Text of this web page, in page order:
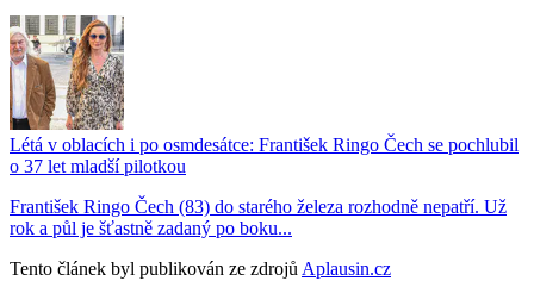
Létá v oblacích i po osmdesátce: František Ringo Čech se pochlubil
o 37 let mladší pilotkou
František Ringo Čech (83) do starého železa rozhodně nepatří. Už
rok a půl je šťastně zadaný po boku...
Tento článek byl publikován ze zdrojů Aplausin.cz